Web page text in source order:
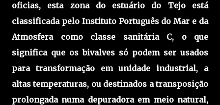
oficias, esta zona do estuário do Tejo está
classificada pelo Instituto Português do Mar e da
Atmosfera como classe sanitária C, o que
significa que os bivalves só podem ser usados
para transformação em unidade industrial, a
altas temperaturas, ou destinados a transposição
prolongada numa depuradora em meio natural,